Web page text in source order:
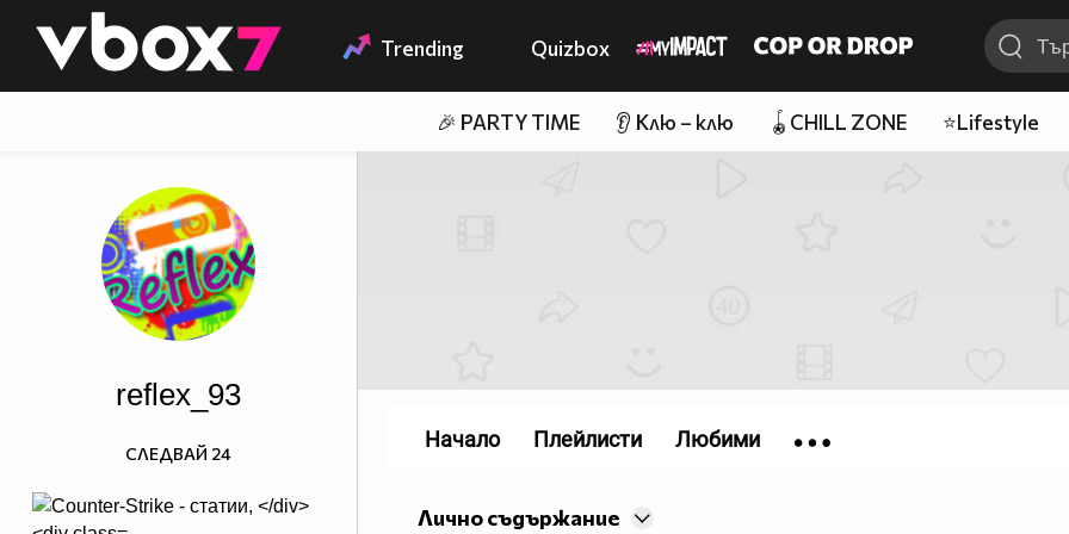
👾 Trending Quizbox
🎉 PARTY TIME 👂 Клю – клю 🪀CHILL ZONE ⭐Lifestyle
reflex_93
СЛЕДВАЙ 24
Лично съдържание
Начало Плейлисти Любими